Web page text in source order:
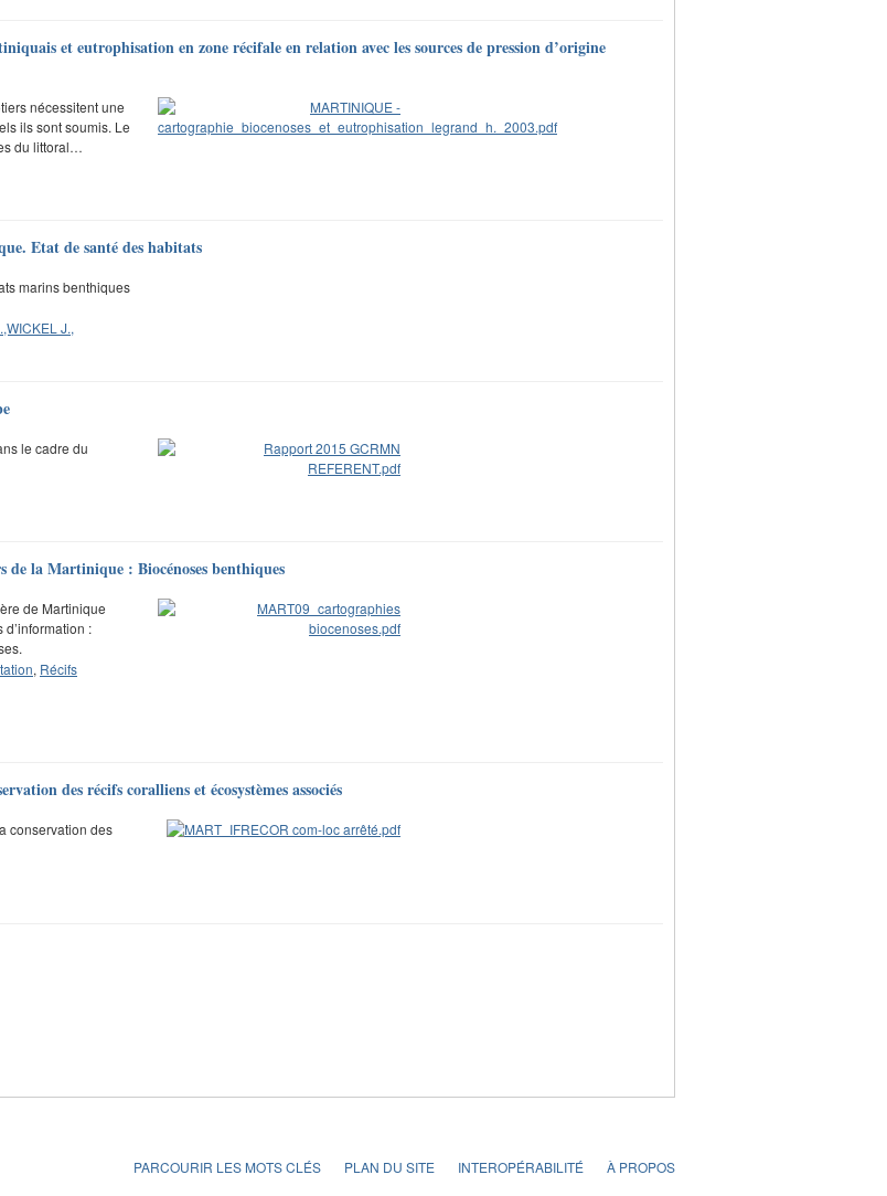
et eutrophisation en zone récifale en relation avec les sources de pression d’origine
nécessitent une
ils sont soumis. Le
du littoral…
Etat de santé des habitats
marins benthiques
J.,
le cadre du
de la Martinique : Biocénoses benthiques
de Martinique
:
, Récifs
des récifs coralliens et écosystèmes associés
conservation des
PARCOURIR LES MOTS CLÉS
PLAN DU SITE INTEROPÉRABILITÉ À PROPOS